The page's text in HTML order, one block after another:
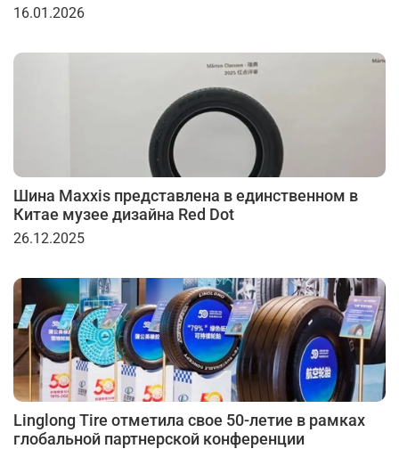
16.01.2026
Шина Maxxis представлена в единственном в
Китае музее дизайна Red Dot
26.12.2025
Linglong Tire отметила свое 50-летие в рамках
глобальной партнерской конференции